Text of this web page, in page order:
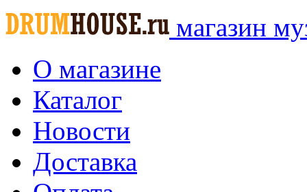
магазин
О магазине
Каталог
Новости
Доставка